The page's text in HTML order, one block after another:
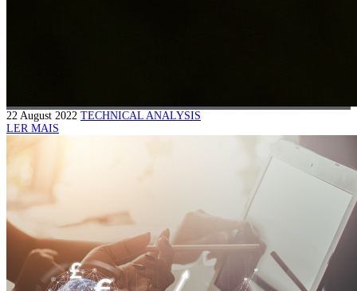
22 August 2022 TECHNICAL ANALYSIS
LER MAIS